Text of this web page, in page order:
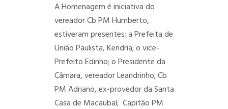
A Homenagem é iniciativa do
vereador Cb PM Humberto,
estiveram presentes: a Prefeita de
União Paulista, Kendria; o vice-
Prefeito Edinho; o Presidente da
Câmara, vereador Leandrinho; Cb
PM Adriano, ex-provedor da Santa
Casa de Macaubal; Capitão PM